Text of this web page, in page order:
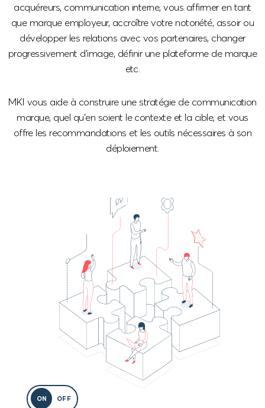
acquéreurs, communication interne, vous affirmer en tant
que marque employeur, accroître votre notoriété, assoir ou
développer les relations avec vos partenaires, changer
progressivement d’image, définir une plateforme de marque
etc.
MKI vous aide à construire une stratégie de communication
marque, quel qu’en soient le contexte et la cible, et vous
offre les recommandations et les outils nécessaires à son
déploiement.
ON OFF